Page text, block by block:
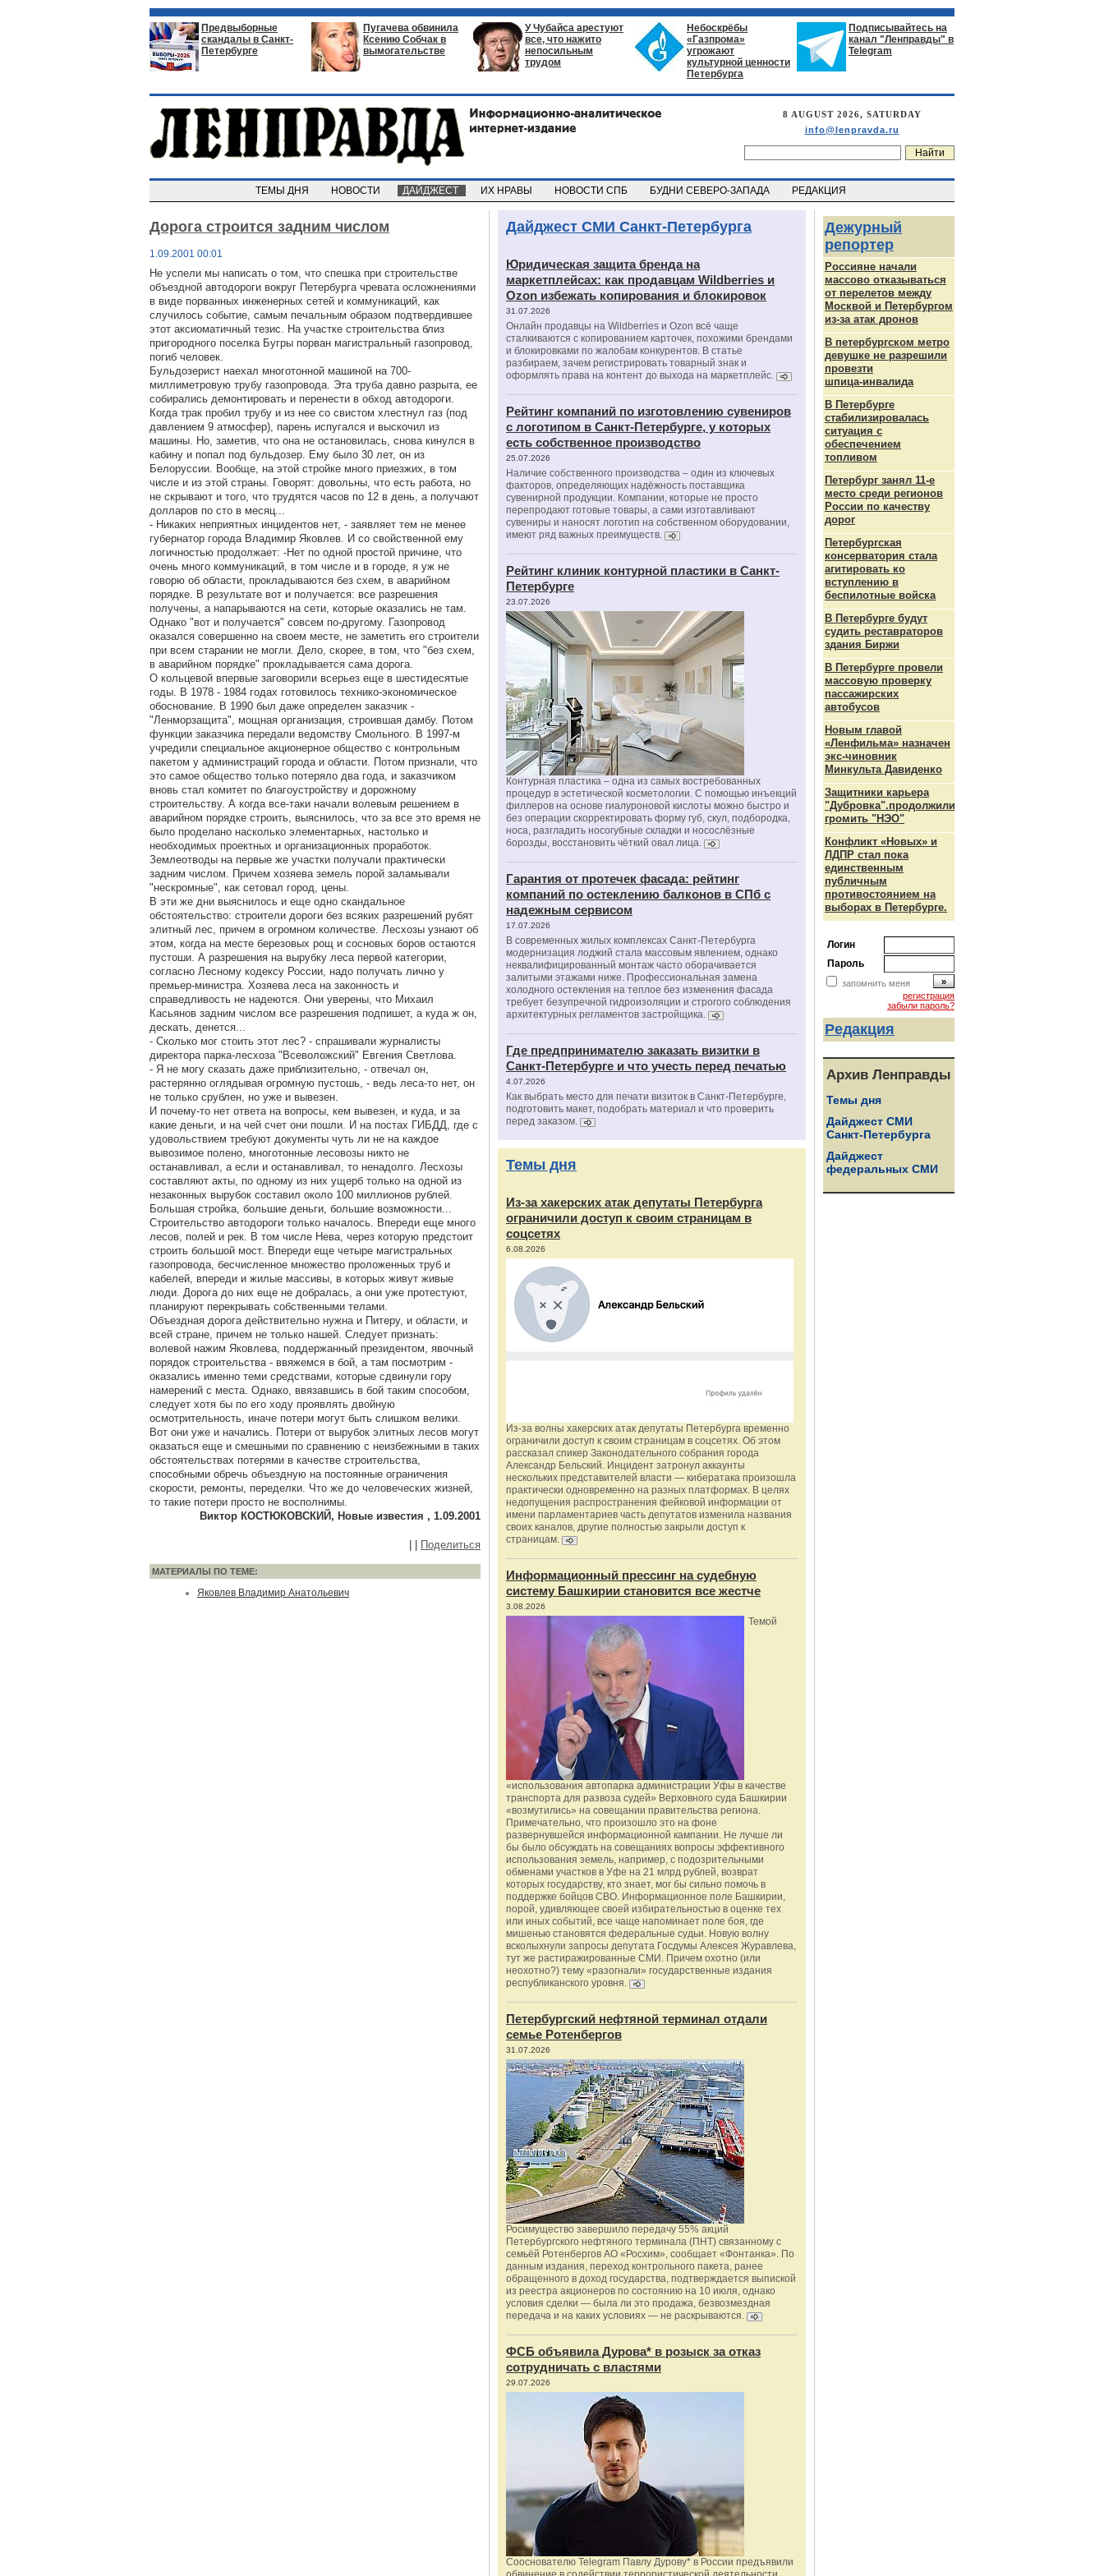
Предвыборные
скандалы в Санкт-
Петербурге
Пугачева обвинила
Ксению Собчак в
вымогательстве
У Чубайса арестуют
все, что нажито
непосильным
трудом
Небоскрёбы
«Газпрома»
угрожают
культурной ценности
Петербурга
Подписывайтесь на
канал "Ленправды" в
Telegram
8 AUGUST 2026, SATURDAY
info@lenpravda.ru
ТЕМЫ ДНЯ НОВОСТИ ДАЙДЖЕСТ ИХ НРАВЫ НОВОСТИ СПБ БУДНИ СЕВЕРО-ЗАПАДА РЕДАКЦИЯ
Дорога строится задним числом
1.09.2001 00:01
Не успели мы написать о том, что спешка при строительстве
объездной автодороги вокруг Петербурга чревата осложнениями
в виде порванных инженерных сетей и коммуникаций, как
случилось событие, самым печальным образом подтвердившее
этот аксиоматичный тезис. На участке строительства близ
пригородного поселка Бугры порван магистральный газопровод,
погиб человек.
Бульдозерист наехал многотонной машиной на 700-
миллиметровую трубу газопровода. Эта труба давно разрыта, ее
собирались демонтировать и перенести в обход автодороги.
Когда трак пробил трубу и из нее со свистом хлестнул газ (под
давлением 9 атмосфер), парень испугался и выскочил из
машины. Но, заметив, что она не остановилась, снова кинулся в
кабину и попал под бульдозер. Ему было 30 лет, он из
Белоруссии. Вообще, на этой стройке много приезжих, в том
числе и из этой страны. Говорят: довольны, что есть работа, но
не скрывают и того, что трудятся часов по 12 в день, а получают
долларов по сто в месяц...
- Никаких неприятных инцидентов нет, - заявляет тем не менее
губернатор города Владимир Яковлев. И со свойственной ему
логичностью продолжает: -Нет по одной простой причине, что
очень много коммуникаций, в том числе и в городе, я уж не
говорю об области, прокладываются без схем, в аварийном
порядке. В результате вот и получается: все разрешения
получены, а напарываются на сети, которые оказались не там.
Однако "вот и получается" совсем по-другому. Газопровод
оказался совершенно на своем месте, не заметить его строители
при всем старании не могли. Дело, скорее, в том, что "без схем,
в аварийном порядке" прокладывается сама дорога.
О кольцевой впервые заговорили всерьез еще в шестидесятые
годы. В 1978 - 1984 годах готовилось технико-экономическое
обоснование. В 1990 был даже определен заказчик -
"Ленморзащита", мощная организация, строившая дамбу. Потом
функции заказчика передали ведомству Смольного. В 1997-м
учредили специальное акционерное общество с контрольным
пакетом у администраций города и области. Потом признали, что
это самое общество только потеряло два года, и заказчиком
вновь стал комитет по благоустройству и дорожному
строительству. А когда все-таки начали волевым решением в
аварийном порядке строить, выяснилось, что за все это время не
было проделано насколько элементарных, настолько и
необходимых проектных и организационных проработок.
Землеотводы на первые же участки получали практически
задним числом. Причем хозяева земель порой заламывали
"нескромные", как сетовал город, цены.
В эти же дни выяснилось и еще одно скандальное
обстоятельство: строители дороги без всяких разрешений рубят
элитный лес, причем в огромном количестве. Лесхозы узнают об
этом, когда на месте березовых рощ и сосновых боров остаются
пустоши. А разрешения на вырубку леса первой категории,
согласно Лесному кодексу России, надо получать лично у
премьер-министра. Хозяева леса на законность и
справедливость не надеются. Они уверены, что Михаил
Касьянов задним числом все разрешения подпишет, а куда ж он,
дескать, денется...
- Сколько мог стоить этот лес? - спрашивали журналисты
директора парка-лесхоза "Всеволожский" Евгения Светлова.
- Я не могу сказать даже приблизительно, - отвечал он,
растерянно оглядывая огромную пустошь, - ведь леса-то нет, он
не только срублен, но уже и вывезен.
И почему-то нет ответа на вопросы, кем вывезен, и куда, и за
какие деньги, и на чей счет они пошли. И на постах ГИБДД, где с
удовольствием требуют документы чуть ли не на каждое
вывозимое полено, многотонные лесовозы никто не
останавливал, а если и останавливал, то ненадолго. Лесхозы
составляют акты, по одному из них ущерб только на одной из
незаконных вырубок составил около 100 миллионов рублей.
Большая стройка, большие деньги, большие возможности...
Строительство автодороги только началось. Впереди еще много
лесов, полей и рек. В том числе Нева, через которую предстоит
строить большой мост. Впереди еще четыре магистральных
газопровода, бесчисленное множество проложенных труб и
кабелей, впереди и жилые массивы, в которых живут живые
люди. Дорога до них еще не добралась, а они уже протестуют,
планируют перекрывать собственными телами.
Объездная дорога действительно нужна и Питеру, и области, и
всей стране, причем не только нашей. Следует признать:
волевой нажим Яковлева, поддержанный президентом, явочный
порядок строительства - ввяжемся в бой, а там посмотрим -
оказались именно теми средствами, которые сдвинули гору
намерений с места. Однако, ввязавшись в бой таким способом,
следует хотя бы по его ходу проявлять двойную
осмотрительность, иначе потери могут быть слишком велики.
Вот они уже и начались. Потери от вырубок элитных лесов могут
оказаться еще и смешными по сравнению с неизбежными в таких
обстоятельствах потерями в качестве строительства,
способными обречь объездную на постоянные ограничения
скорости, ремонты, переделки. Что же до человеческих жизней,
то такие потери просто не восполнимы.
Виктор КОСТЮКОВСКИЙ, Новые известия , 1.09.2001
Поделиться
МАТЕРИАЛЫ ПО ТЕМЕ:
Яковлев Владимир Анатольевич
Дайджест СМИ Санкт-Петербурга
Юридическая защита бренда на
маркетплейсах: как продавцам Wildberries и
Ozon избежать копирования и блокировок
31.07.2026
Онлайн продавцы на Wildberries и Ozon всё чаще
сталкиваются с копированием карточек, похожими брендами
и блокировками по жалобам конкурентов. В статье
разбираем, зачем регистрировать товарный знак и
оформлять права на контент до выхода на маркетплейс.
Рейтинг компаний по изготовлению сувениров
с логотипом в Санкт-Петербурге, у которых
есть собственное производство
25.07.2026
Наличие собственного производства – один из ключевых
факторов, определяющих надёжность поставщика
сувенирной продукции. Компании, которые не просто
перепродают готовые товары, а сами изготавливают
сувениры и наносят логотип на собственном оборудовании,
имеют ряд важных преимуществ.
Рейтинг клиник контурной пластики в Санкт-
Петербурге
23.07.2026
Контурная пластика – одна из самых востребованных
процедур в эстетической косметологии. С помощью инъекций
филлеров на основе гиалуроновой кислоты можно быстро и
без операции скорректировать форму губ, скул, подбородка,
носа, разгладить носогубные складки и носослёзные
борозды, восстановить чёткий овал лица.
Гарантия от протечек фасада: рейтинг
компаний по остеклению балконов в СПб с
надежным сервисом
17.07.2026
В современных жилых комплексах Санкт-Петербурга
модернизация лоджий стала массовым явлением, однако
неквалифицированный монтаж часто оборачивается
залитыми этажами ниже. Профессиональная замена
холодного остекления на теплое без изменения фасада
требует безупречной гидроизоляции и строгого соблюдения
архитектурных регламентов застройщика.
Где предпринимателю заказать визитки в
Санкт-Петербурге и что учесть перед печатью
4.07.2026
Как выбрать место для печати визиток в Санкт-Петербурге,
подготовить макет, подобрать материал и что проверить
перед заказом.
Темы дня
Из‑за хакерских атак депутаты Петербурга
ограничили доступ к своим страницам в
соцсетях
6.08.2026
Из‑за волны хакерских атак депутаты Петербурга временно
ограничили доступ к своим страницам в соцсетях. Об этом
рассказал спикер Законодательного собрания города
Александр Бельский. Инцидент затронул аккаунты
нескольких представителей власти — кибератака произошла
практически одновременно на разных платформах. В целях
недопущения распространения фейковой информации от
имени парламентариев часть депутатов изменила названия
своих каналов, другие полностью закрыли доступ к
страницам.
Информационный прессинг на судебную
систему Башкирии становится все жестче
3.08.2026
Темой
«использования автопарка администрации Уфы в качестве
транспорта для развоза судей» Верховного суда Башкирии
«возмутились» на совещании правительства региона.
Примечательно, что произошло это на фоне
развернувшейся информационной кампании. Не лучше ли
бы было обсуждать на совещаниях вопросы эффективного
использования земель, например, с подозрительными
обменами участков в Уфе на 21 млрд рублей, возврат
которых государству, кто знает, мог бы сильно помочь в
поддержке бойцов СВО. Информационное поле Башкирии,
порой, удивляющее своей избирательностью в оценке тех
или иных событий, все чаще напоминает поле боя, где
мишенью становятся федеральные судьи. Новую волну
всколыхнули запросы депутата Госдумы Алексея Журавлева,
тут же растиражированные СМИ. Причем охотно (или
неохотно?) тему «разогнали» государственные издания
республиканского уровня.
Петербургский нефтяной терминал отдали
семье Ротенбергов
31.07.2026
Росимущество завершило передачу 55% акций
Петербургского нефтяного терминала (ПНТ) связанному с
семьёй Ротенбергов АО «Росхим», сообщает «Фонтанка». По
данным издания, переход контрольного пакета, ранее
обращенного в доход государства, подтверждается выпиской
из реестра акционеров по состоянию на 10 июля, однако
условия сделки — была ли это продажа, безвозмездная
передача и на каких условиях — не раскрываются.
ФСБ объявила Дурова* в розыск за отказ
сотрудничать с властями
29.07.2026
Сооснователю Telegram Павлу Дурову* в России предъявили
Дежурный
репортер
Россияне начали
массово отказываться
от перелетов между
Москвой и Петербургом
из-за атак дронов
В петербургском метро
девушке не разрешили
провезти
шпица‑инвалида
В Петербурге
стабилизировалась
ситуация с
обеспечением
топливом
Петербург занял 11-е
место среди регионов
России по качеству
дорог
Петербургская
консерватория стала
агитировать ко
вступлению в
беспилотные войска
В Петербурге будут
судить реставраторов
здания Биржи
В Петербурге провели
массовую проверку
пассажирских
автобусов
Новым главой
«Ленфильма» назначен
экс-чиновник
Минкульта Давиденко
Защитники карьера
"Дубровка".продолжили
громить "НЭО"
Конфликт «Новых» и
ЛДПР стал пока
единственным
публичным
противостоянием на
выборах в Петербурге.
Логин
Пароль
запомнить меня
регистрация
забыли пароль?
Редакция
Архив Ленправды
Темы дня
Дайджест СМИ
Санкт-Петербурга
Дайджест
федеральных СМИ